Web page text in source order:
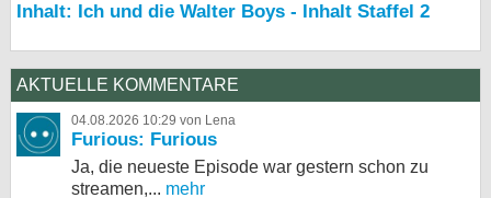
Inhalt: Ich und die Walter Boys - Inhalt Staffel 2
AKTUELLE KOMMENTARE
04.08.2026 10:29 von Lena
Furious: Furious
Ja, die neueste Episode war gestern schon zu
streamen,... mehr